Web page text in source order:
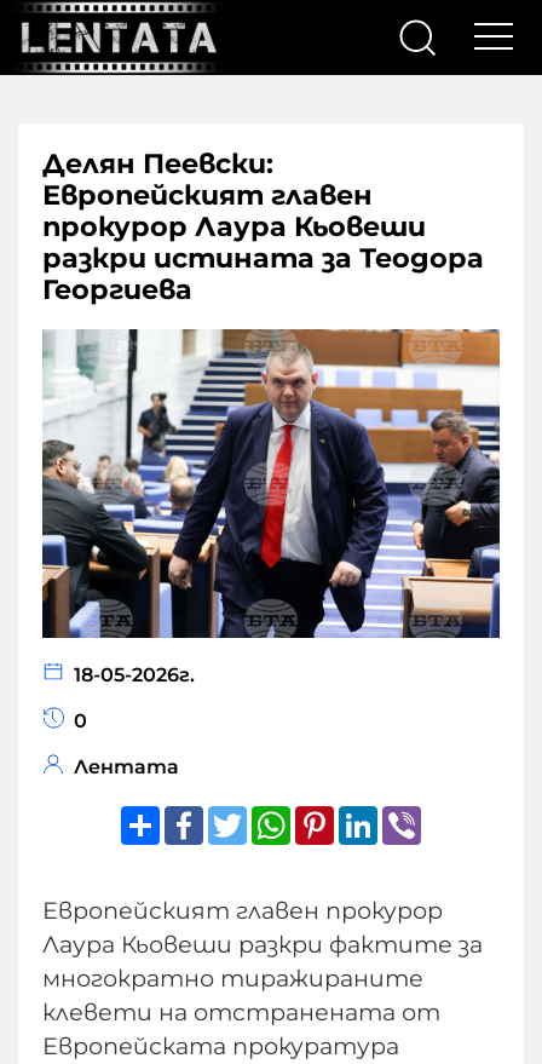
Делян Пеевски:
Европейският главен
прокурор Лаура Кьовеши
разкри истината за Теодора
Георгиева
18-05-2026г.
0
Лентата
ShareFacebook
TwitterWhatsApp
Pinterest
LinkedIn
Европейският главен прокурор
Лаура Кьовеши разкри фактите за
многократно тиражираните
клевети на отстранената от
Европейската прокуратура